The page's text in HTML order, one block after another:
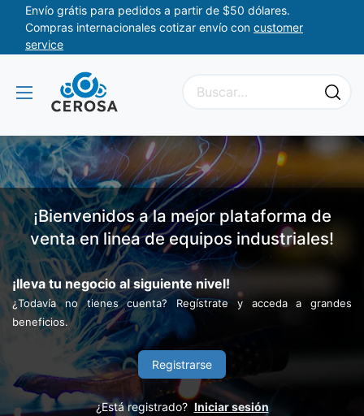
Envío grátis para pedidos a partir de $50 dólares.
Compras internacionales cotizar envío con customer
service
¡Bienvenidos a la mejor plataforma de
venta en linea de equipos industriales!
¡lleva tu negocio al siguiente nivel!
¿Todavía no tienes cuenta? Regístrate y acceda a grandes
beneficios.
Registrarse
¿Está registrado? Iniciar sesión